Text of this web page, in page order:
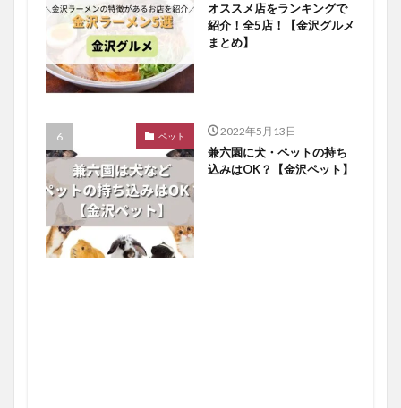
オススメ店をランキングで
紹介！全5店！【金沢グルメ
まとめ】
ペット 2022年5月13日
兼六園に犬・ペットの持ち
込みはOK？【金沢ペット】